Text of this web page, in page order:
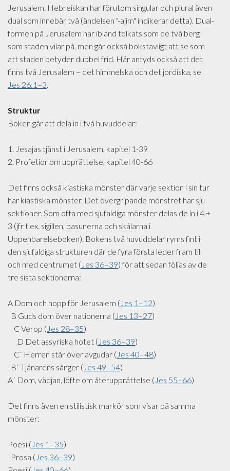
Jerusalem. Hebreiskan har förutom singular och plural även
dual som innebär två (ändelsen "-ajim" indikerar detta). Dual-
formen på Jerusalem har ibland tolkats som de två berg
som staden vilar på, men går också bokstavligt att se som
att staden betyder dubbel frid. Här antyds också att det
finns två Jerusalem – det himmelska och det jordiska, se
Jes 26:1–3.
Struktur
Boken går att dela in i två huvuddelar:
1. Jesajas tjänst i Jerusalem, kapitel 1-39
2. Profetior om upprättelse, kapitel 40-66
Det finns också kiastiska mönster där varje sektion i sin tur
har kiastiska mönster. Det övergripande mönstret har sju
sektioner. Som ofta med sjufaldiga mönster delas de in i 4 +
3 (jfr t.ex. sigillen, basunerna och skålarna i
Uppenbarelseboken). Bokens två huvuddelar ryms fint i
den sjufaldiga strukturen där de fyra första leder fram till
och med centrumet ( Jes 36–39) för att sedan följas av de
tre sista sektionerna:
A Dom och hopp för Jerusalem ( Jes 1–12)
B Guds dom över nationerna ( Jes 13–27)
C Verop ( Jes 28–35)
D Det assyriska hotet ( Jes 36–39)
C´ Herren står över avgudar ( Jes 40–48)
B´ Tjänarens sånger ( Jes 49–54)
A´ Dom, vädjan, löfte om återupprättelse ( Jes 55–66)
Det finns även en stilistisk markör som visar på samma
mönster:
Poesi ( Jes 1–35)
Prosa ( Jes 36–39)